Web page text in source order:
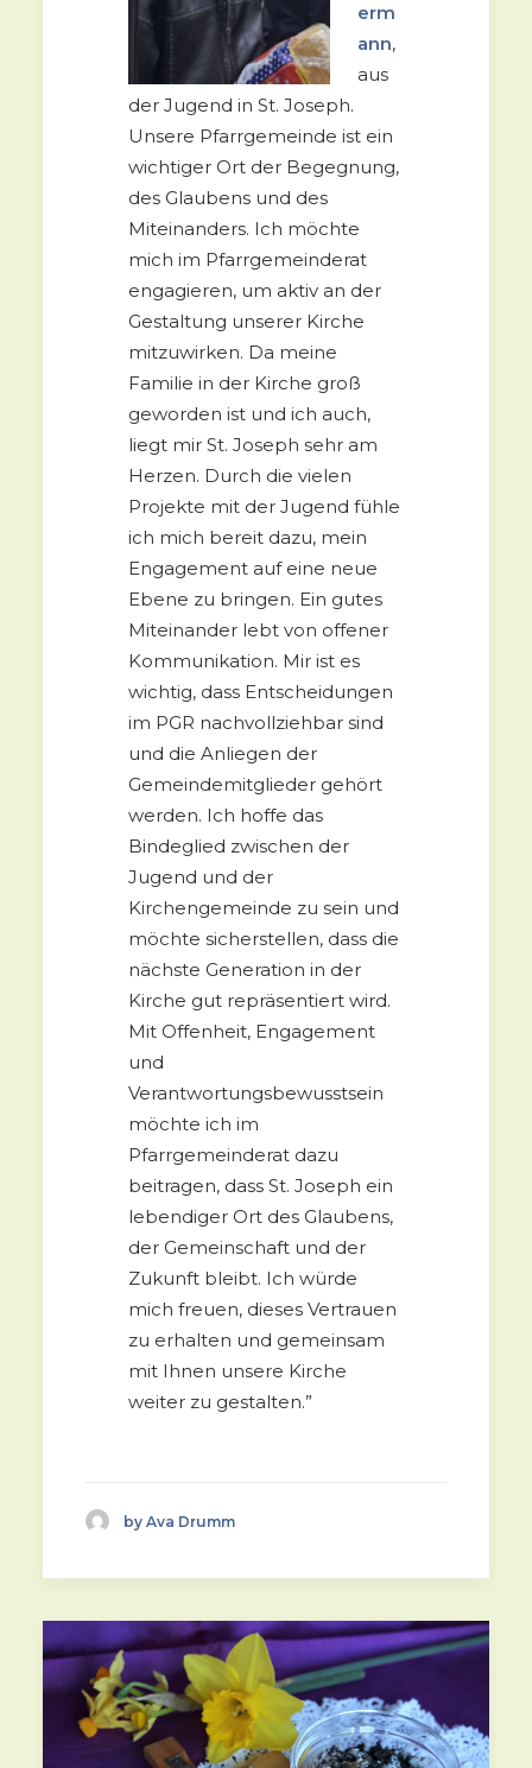
erm
ann,
aus
der Jugend in St. Joseph.
Unsere Pfarrgemeinde ist ein
wichtiger Ort der Begegnung,
des Glaubens und des
Miteinanders. Ich möchte
mich im Pfarrgemeinderat
engagieren, um aktiv an der
Gestaltung unserer Kirche
mitzuwirken. Da meine
Familie in der Kirche groß
geworden ist und ich auch,
liegt mir St. Joseph sehr am
Herzen. Durch die vielen
Projekte mit der Jugend fühle
ich mich bereit dazu, mein
Engagement auf eine neue
Ebene zu bringen. Ein gutes
Miteinander lebt von offener
Kommunikation. Mir ist es
wichtig, dass Entscheidungen
im PGR nachvollziehbar sind
und die Anliegen der
Gemeindemitglieder gehört
werden. Ich hoffe das
Bindeglied zwischen der
Jugend und der
Kirchengemeinde zu sein und
möchte sicherstellen, dass die
nächste Generation in der
Kirche gut repräsentiert wird.
Mit Offenheit, Engagement
und
Verantwortungsbewusstsein
möchte ich im
Pfarrgemeinderat dazu
beitragen, dass St. Joseph ein
lebendiger Ort des Glaubens,
der Gemeinschaft und der
Zukunft bleibt. Ich würde
mich freuen, dieses Vertrauen
zu erhalten und gemeinsam
mit Ihnen unsere Kirche
weiter zu gestalten.”
by Ava Drumm